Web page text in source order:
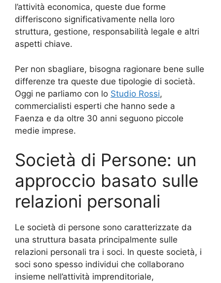
l’attività economica, queste due forme
differiscono significativamente nella loro
struttura, gestione, responsabilità legale e altri
aspetti chiave.
Per non sbagliare, bisogna ragionare bene sulle
differenze tra queste due tipologie di società.
Oggi ne parliamo con lo Studio Rossi,
commercialisti esperti che hanno sede a
Faenza e da oltre 30 anni seguono piccole
medie imprese.
Società di Persone: un
approccio basato sulle
relazioni personali
Le società di persone sono caratterizzate da
una struttura basata principalmente sulle
relazioni personali tra i soci. In queste società, i
soci sono spesso individui che collaborano
insieme nell’attività imprenditoriale,